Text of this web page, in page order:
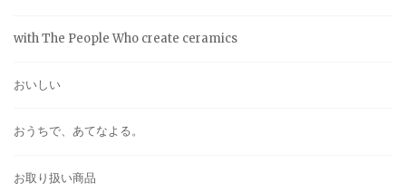
with The People Who create ceramics
おいしい
おうちで、あてなよる。
お取り扱い商品